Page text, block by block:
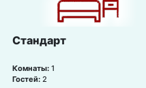
Стандарт
Комнаты: 1
Гостей: 2